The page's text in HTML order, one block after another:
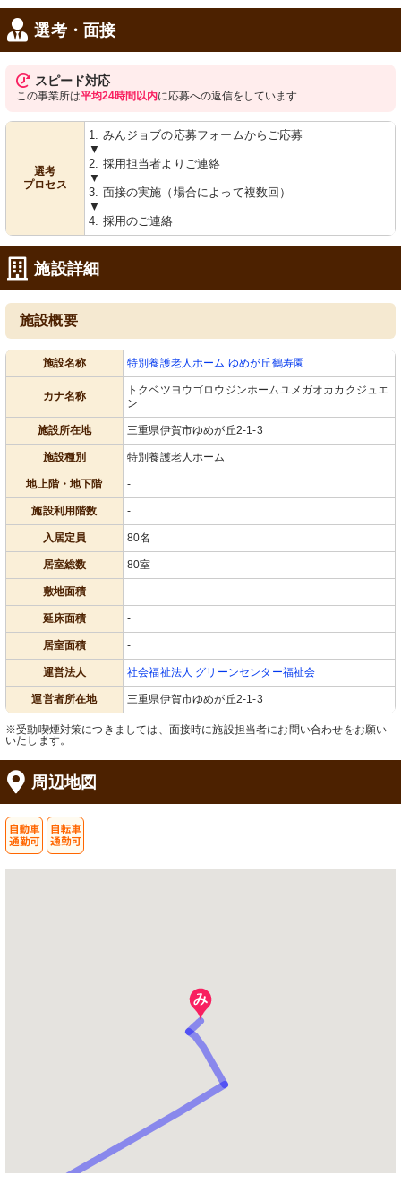
選考・面接
スピード対応
この事業所は平均24時間以内に応募への返信をしています
選考
プロセス
1. みんジョブの応募フォームからご応募
▼
2. 採用担当者よりご連絡
▼
3. 面接の実施（場合によって複数回）
▼
4. 採用のご連絡
施設詳細
施設概要
施設名称 特別養護老人ホーム ゆめが丘鶴寿園
カナ名称
トクベツヨウゴロウジンホームユメガオカカクジュエ
ン
施設所在地 三重県伊賀市ゆめが丘2-1-3
施設種別 特別養護老人ホーム
地上階・地下階 -
施設利用階数 -
入居定員 80名
居室総数 80室
敷地面積 -
延床面積 -
居室面積 -
運営法人 社会福祉法人 グリーンセンター福祉会
運営者所在地 三重県伊賀市ゆめが丘2-1-3
※受動喫煙対策につきましては、面接時に施設担当者にお問い合わせをお願い
いたします。
周辺地図